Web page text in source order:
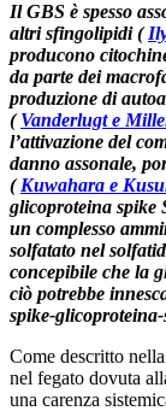
Il GBS è spesso
altri sfingolipidi (
producono
da parte dei
produzione di
(Vanderlugt e
l’attivazione del
danno assonale,
(Kuwahara e
glicoproteina spike
un complesso
solfatato nel
concepibile che la
ciò potrebbe
spike-
Come descritto
nel fegato dovuta
una carenza